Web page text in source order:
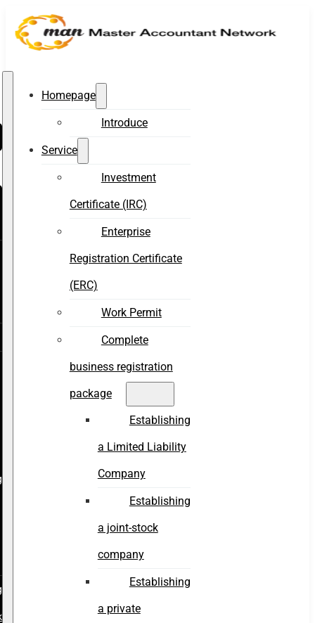
Homepage
Introduce
Service
Investment
Certificate (IRC)
Enterprise
Registration Certificate
(ERC)
Work Permit
Complete
business registration
package
Establishing
a Limited Liability
Company
Establishing
a joint-stock
company
Establishing
a private